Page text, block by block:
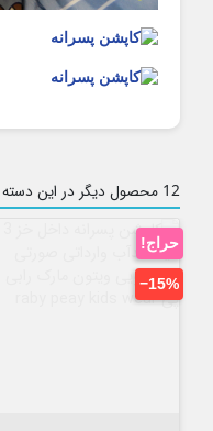
12 محصول دیگر در این دسته بندی:
حراج!
‎−15%